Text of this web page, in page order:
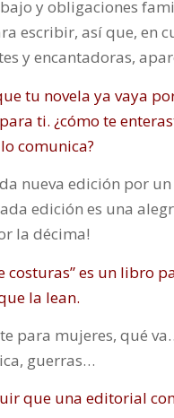
y obligaciones
escribir, así que, en
y encantadoras,
tu novela ya vaya
ti. ¿cómo te
comunica?
nueva edición por
edición es una
la décima!
costuras” es un libro
la lean.
para mujeres, qué
guerras…
que una editorial